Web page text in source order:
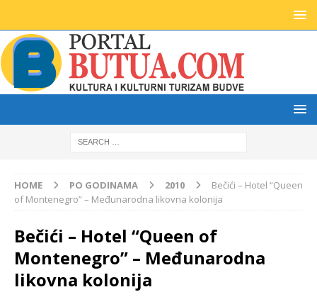
HOME PO GODINAMA 2010
Bečići – Hotel “Queen
of Montenegro” – Međunarodna likovna kolonija
Bečići – Hotel “Queen of
Montenegro” – Međunarodna
likovna kolonija